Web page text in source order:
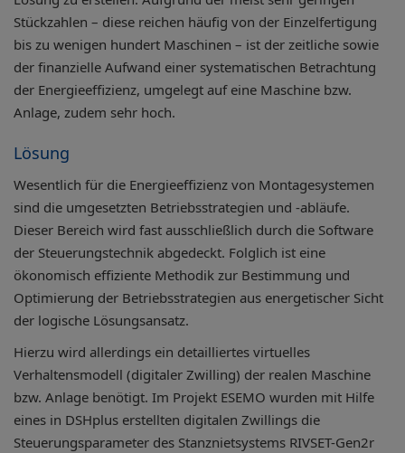
Stückzahlen – diese reichen häufig von der Einzelfertigung
bis zu wenigen hundert Maschinen – ist der zeitliche sowie
der finanzielle Aufwand einer systematischen Betrachtung
der Energieeffizienz, umgelegt auf eine Maschine bzw.
Anlage, zudem sehr hoch.
Lösung
Wesentlich für die Energieeffizienz von Montagesystemen
sind die umgesetzten Betriebsstrategien und -abläufe.
Dieser Bereich wird fast ausschließlich durch die Software
der Steuerungstechnik abgedeckt. Folglich ist eine
ökonomisch effiziente Methodik zur Bestimmung und
Optimierung der Betriebsstrategien aus energetischer Sicht
der logische Lösungsansatz.
Hierzu wird allerdings ein detailliertes virtuelles
Verhaltensmodell (digitaler Zwilling) der realen Maschine
bzw. Anlage benötigt. Im Projekt ESEMO wurden mit Hilfe
eines in DSHplus erstellten digitalen Zwillings die
Steuerungsparameter des Stanznietsystems RIVSET-Gen2r